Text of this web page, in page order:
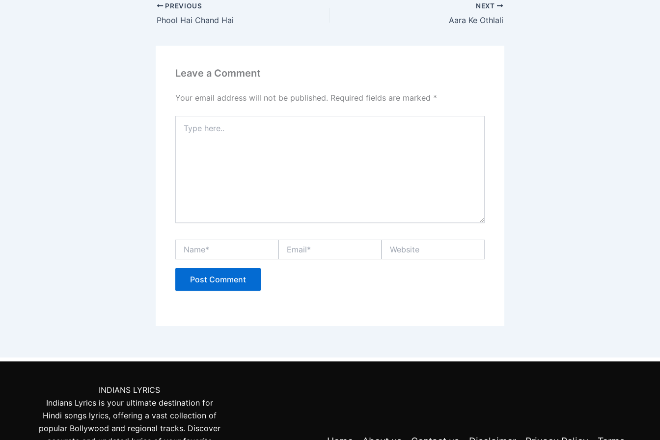
b d
PREVIOUS
Phool Hai Chand Hai
NEXT
Aara Ke Othlali
Leave a Comment
Your email address will not be published. Required fields are marked *
here..
INDIANS LYRICS
Indians Lyrics is your ultimate destination for
Hindi songs lyrics, offering a vast collection of
popular Bollywood and regional tracks. Discover